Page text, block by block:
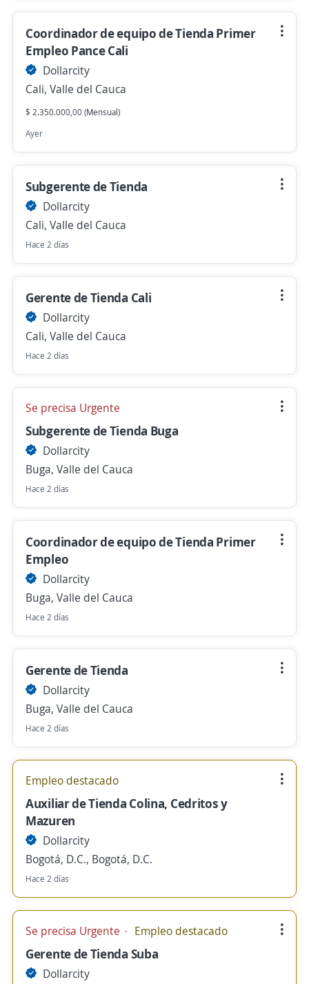
Coordinador de equipo de Tienda Primer
Empleo Pance Cali
Dollarcity
Cali, Valle del Cauca
$ 2.350.000,00 (Mensual)
Ayer
Subgerente de Tienda
Dollarcity
Cali, Valle del Cauca
Hace 2 días
Gerente de Tienda Cali
Dollarcity
Cali, Valle del Cauca
Hace 2 días
Se precisa Urgente
Subgerente de Tienda Buga
Dollarcity
Buga, Valle del Cauca
Hace 2 días
Coordinador de equipo de Tienda Primer
Empleo
Dollarcity
Buga, Valle del Cauca
Hace 2 días
Gerente de Tienda
Dollarcity
Buga, Valle del Cauca
Hace 2 días
Empleo destacado
Auxiliar de Tienda Colina, Cedritos y
Mazuren
Dollarcity
Bogotá, D.C., Bogotá, D.C.
Hace 2 días
Se precisa Urgente Empleo destacado
Gerente de Tienda Suba
Dollarcity